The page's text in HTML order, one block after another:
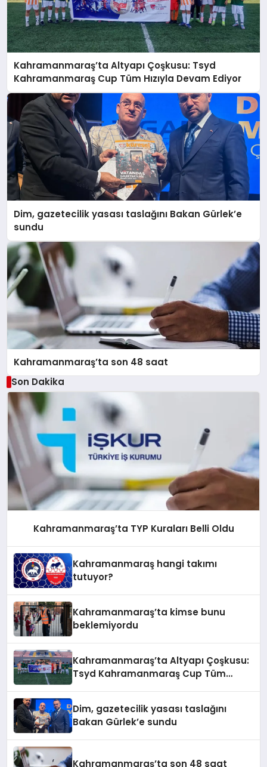
Kahramanmaraş’ta Altyapı Çoşkusu: Tsyd
Kahramanmaraş Cup Tüm Hızıyla Devam Ediyor
Dim, gazetecilik yasası taslağını Bakan Gürlek’e
sundu
Kahramanmaraş’ta son 48 saat
Son Dakika
Kahramanmaraş’ta TYP Kuraları Belli Oldu
Kahramanmaraş hangi takımı
tutuyor?
Kahramanmaraş’ta kimse bunu
beklemiyordu
Kahramanmaraş’ta Altyapı Çoşkusu:
Tsyd Kahramanmaraş Cup Tüm
Dim, gazetecilik yasası taslağını
Bakan Gürlek’e sundu
Kahramanmaraş’ta son 48 saat